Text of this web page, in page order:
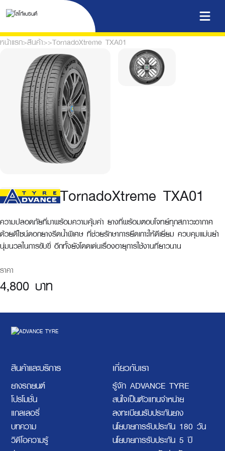
หน้าแรก>สินค้า>>TornadoXtreme TXA01
TornadoXtreme TXA01
ความปลอดภัยที่มาพร้อมความคุ้มค่า ยางที่พร้อมตอบโจทย์ทุกสภาวะอากาศ
ด้วยดีไซน์ดอกยางรีดน้ำพิเศษ ที่ช่วยรักษาการยึดเกาะให้ดีเยี่ยม ควบคุมแม่นยำ
นุ่มนวลในการขับขี่ อีกทั้งยังโดดเด่นเรื่องอายุการใช้งานที่ยาวนาน
ราคา
4,800 บาท
สินค้าและบริการ
ยางรถยนต์
โปรโมชั่น
แกลเลอรี่
บทความ
วิดีโอความรู้
เกี่ยวกับเรา
รู้จัก ADVANCE TYRE
สนใจเป็นตัวแทนจำหน่าย
ลงทะเบียนรับประกันยาง
นโยบายการรับประกัน 180 วัน
นโยบายการรับประกัน 5 ปี